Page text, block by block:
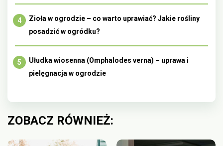
Zioła w ogrodzie – co warto uprawiać? Jakie rośliny
posadzić w ogródku?
Ułudka wiosenna (Omphalodes verna) – uprawa i
pielęgnacja w ogrodzie
ZOBACZ RÓWNIEŻ: